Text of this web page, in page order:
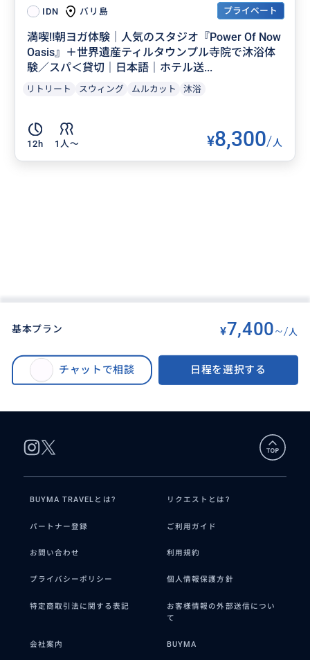
IDN バリ島 プライベート
満喫‼️朝ヨガ体験｜人気のスタジオ『Power Of Now
Oasis』＋世界遺産ティルタウンプル寺院で沐浴体
験／スパ＜貸切｜日本語｜ホテル送...
リトリート スウィング ムルカット 沐浴
12h 1人〜 ¥8,300/人
基本プラン ¥7,400~/ 人
チャットで相談 日程を選択する
BUYMA TRAVEL> バリ島オプショナルツアー>
満喫‼️バリオーキッドスパ（BALI ORCHID SPA）2時間パッケージ【アロエ＆
ハニーでとろける潤い、美肌リカバリーパッケージ】完全個室｜クタ・ヌサ
ドゥア｜ホテルお迎え・空港送りオプションあり
BUYMA TRAVELとは? リクエストとは?
パートナー登録 ご利用ガイド
お問い合わせ 利用規約
プライバシーポリシー 個人情報保護方針
特定商取引法に関する表記
お客様情報の外部送信につい
て
会社案内 BUYMA